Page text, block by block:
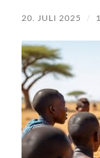
20. JULI 2025 /